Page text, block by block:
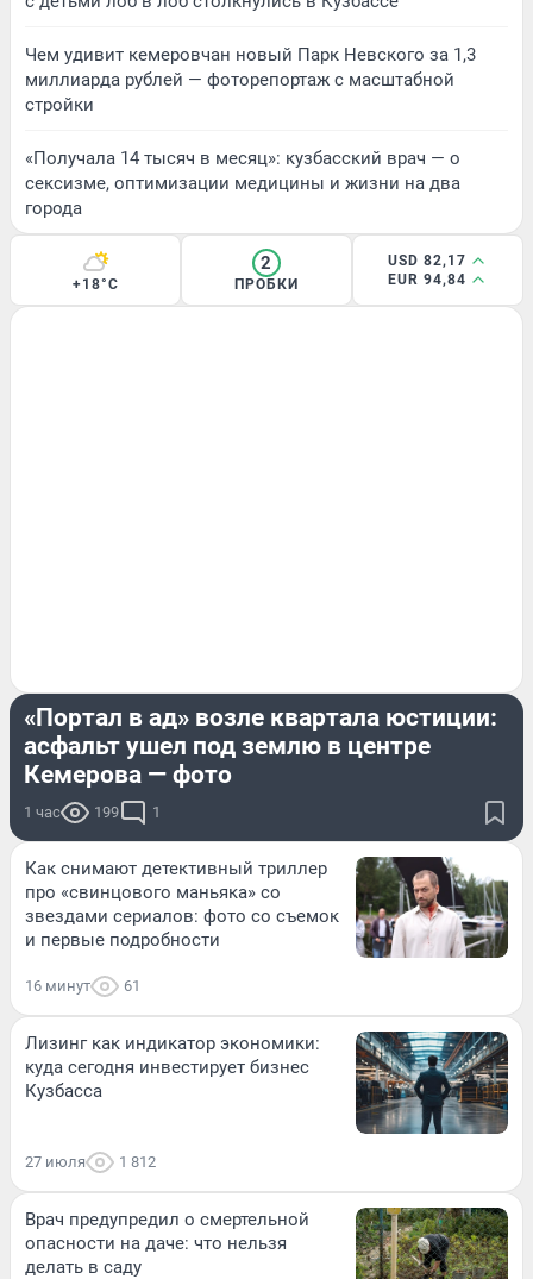
Чем удивит кемеровчан новый Парк Невского за 1,3
миллиарда рублей — фоторепортаж с масштабной
стройки
«Получала 14 тысяч в месяц»: кузбасский врач — о
сексизме, оптимизации медицины и жизни на два
города
+18°C
2
ПРОБКИ
USD 82,17
EUR 94,84
«Портал в ад» возле квартала юстиции:
асфальт ушел под землю в центре
Кемерова — фото
1 час 199 1
Как снимают детективный триллер
про «свинцового маньяка» со
звездами сериалов: фото со съемок
и первые подробности
16 минут 61
Лизинг как индикатор экономики:
куда сегодня инвестирует бизнес
Кузбасса
27 июля 1 812
Врач предупредил о смертельной
опасности на даче: что нельзя
делать в саду